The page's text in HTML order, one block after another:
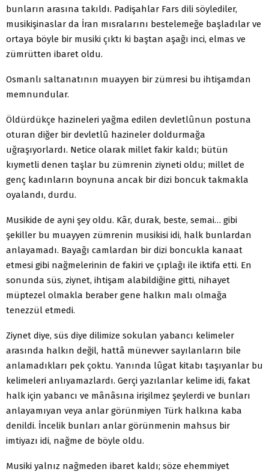
bunların arasına takıldı. Padişahlar Fars dili söylediler,
musikişinaslar da İran mısralarını bestelemeğe başladılar ve
ortaya böyle bir musiki çıktı ki baştan aşağı inci, elmas ve
zümrütten ibaret oldu.
Osmanlı saltanatının muayyen bir zümresi bu ihtişamdan
memnundular.
Öldürdükçe hazineleri yağma edilen devletlûnun postuna
oturan diğer bir devletlû hazineler doldurmağa
uğraşıyorlardı. Netice olarak millet fakir kaldı; bütün
kıymetli denen taşlar bu zümrenin ziyneti oldu; millet de
genç kadınların boynuna ancak bir dizi boncuk takmakla
oyalandı, durdu.
Musikide de ayni şey oldu. Kâr, durak, beste, semai… gibi
şekiller bu muayyen zümrenin musikisi idi, halk bunlardan
anlayamadı. Bayağı camlardan bir dizi boncukla kanaat
etmesi gibi nağmelerinin de fakiri ve çıplağı ile iktifa etti. En
sonunda süs, ziynet, ihtişam alabildiğine gitti, nihayet
müptezel olmakla beraber gene halkın malı olmağa
tenezzül etmedi.
Ziynet diye, süs diye dilimize sokulan yabancı kelimeler
arasında halkın değil, hattâ münevver sayılanların bile
anlamadıkları pek çoktu. Yanında lûgat kitabı taşıyanlar bu
kelimeleri anlıyamazlardı. Gerçi yazılanlar kelime idi, fakat
halk için yabancı ve mânâsına irişilmez şeylerdi ve bunları
anlayamıyan veya anlar görünmiyen Türk halkına kaba
denildi. İncelik bunları anlar görünmenin mahsus bir
imtiyazı idi, nağme de böyle oldu.
Musiki yalnız nağmeden ibaret kaldı; söze ehemmiyet